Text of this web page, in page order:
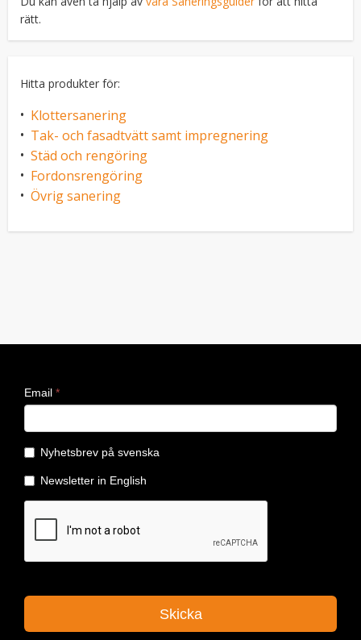
rätt.
Hitta produkter för:
Klottersanering
Tak- och fasadtvätt samt impregnering
Städ och rengöring
Fordonsrengöring
Övrig sanering